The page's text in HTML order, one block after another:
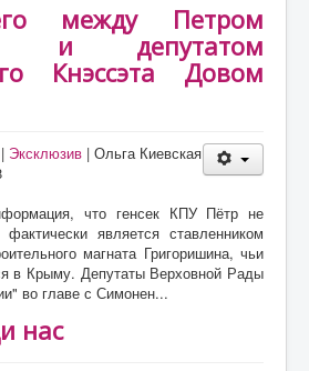
между Петром
и депутатом
Кнэссэта Довом
| Эксклюзив |Ольга Киевская
что генсек КПУ Пётр не
является ставленником
магната Григоришина, чьи
в Крыму. Депутаты Верховной Рады
во главе с Симонен...
нас